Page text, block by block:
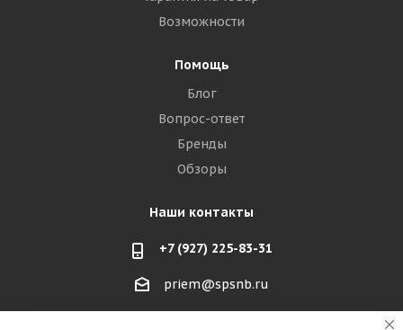
Возможности
Помощь
Блог
Вопрос-ответ
Бренды
Обзоры
Наши контакты
+7 (927) 225-83-31
priem@spsnb.ru